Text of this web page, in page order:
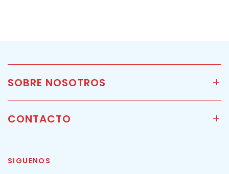
SOBRE NOSOTROS
CONTACTO
SIGUENOS